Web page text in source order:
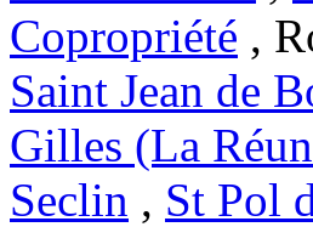
Copropriété ,
Saint Jean de
Gilles (La
Seclin , St Pol